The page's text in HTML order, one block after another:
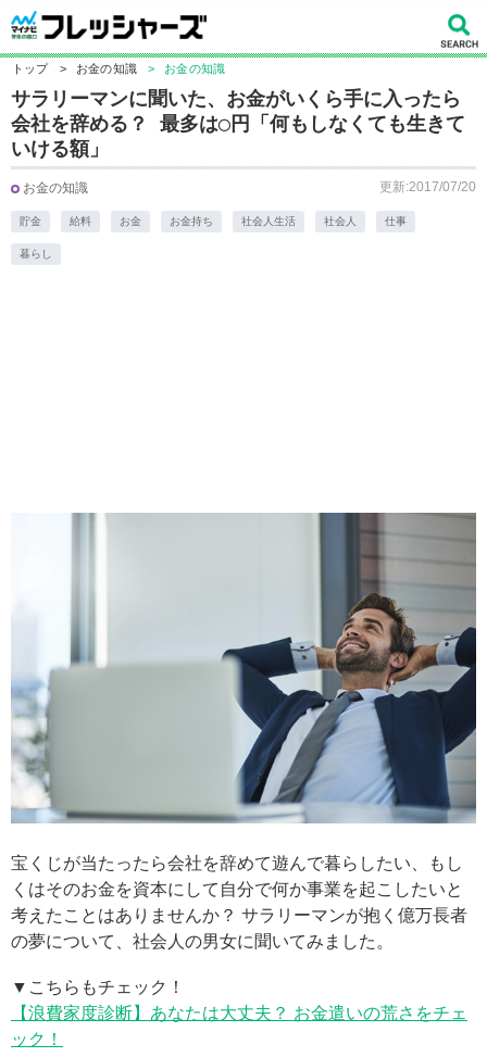
トップ > お金の知識 > お金の知識
サラリーマンに聞いた、お金がいくら手に入ったら
会社を辞める？ 最多は◯円「何もしなくても生きて
いける額」
お金の知識 更新:2017/07/20
貯金 給料 お金 お金持ち 社会人生活 社会人 仕事
暮らし
宝くじが当たったら会社を辞めて遊んで暮らしたい、もし
くはそのお金を資本にして自分で何か事業を起こしたいと
考えたことはありませんか？ サラリーマンが抱く億万長者
の夢について、社会人の男女に聞いてみました。
▼こちらもチェック！
【浪費家度診断】あなたは大丈夫？ お金遣いの荒さをチェ
ック！